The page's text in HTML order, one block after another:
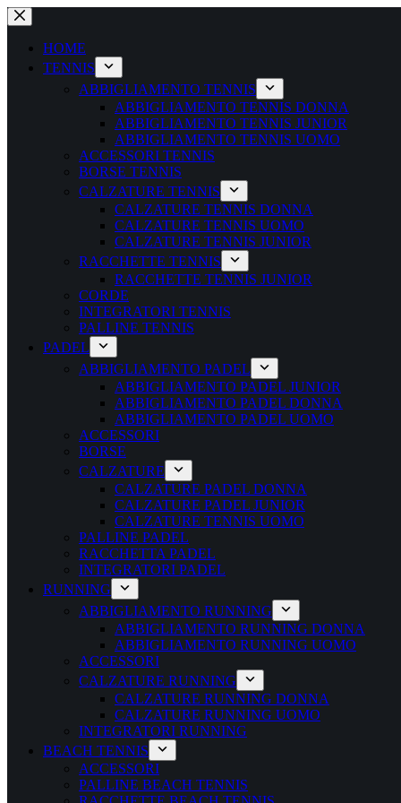
Salta
al
contenutoHOME
TENNIS
ABBIGLIAMENTO TENNIS
ABBIGLIAMENTO TENNIS DONNA
ABBIGLIAMENTO TENNIS JUNIOR
ABBIGLIAMENTO TENNIS UOMO
ACCESSORI TENNIS
BORSE TENNIS
CALZATURE TENNIS
CALZATURE TENNIS DONNA
CALZATURE TENNIS UOMO
CALZATURE TENNIS JUNIOR
RACCHETTE TENNIS
RACCHETTE TENNIS JUNIOR
CORDE
INTEGRATORI TENNIS
PALLINE TENNIS
PADEL
ABBIGLIAMENTO PADEL
ABBIGLIAMENTO PADEL JUNIOR
ABBIGLIAMENTO PADEL DONNA
ABBIGLIAMENTO PADEL UOMO
ACCESSORI
BORSE
CALZATURE
CALZATURE PADEL DONNA
CALZATURE PADEL JUNIOR
CALZATURE TENNIS UOMO
PALLINE PADEL
RACCHETTA PADEL
INTEGRATORI PADEL
RUNNING
ABBIGLIAMENTO RUNNING
ABBIGLIAMENTO RUNNING DONNA
ABBIGLIAMENTO RUNNING UOMO
ACCESSORI
CALZATURE RUNNING
CALZATURE RUNNING DONNA
CALZATURE RUNNING UOMO
INTEGRATORI RUNNING
BEACH TENNIS
ACCESSORI
PALLINE BEACH TENNIS